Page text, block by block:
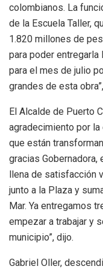
colombianos. La
de la Escuela Taller,
1.820 millones de
para poder entregarla
para el mes de julio
grandes de esta
El Alcalde de Puerto
agradecimiento por
que están
gracias Gobernadora,
llena de satisfacción
junto a la Plaza y
Mar. Ya entregamos
empezar a trabajar y
municipio”, dijo.
Gabriel Oller,